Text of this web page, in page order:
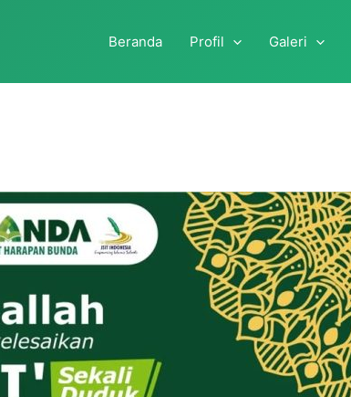
Beranda Profil Galeri